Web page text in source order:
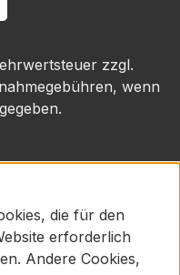
zzgl.
wenn
die für den
erforderlich
Andere Cookies,